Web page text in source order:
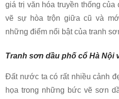
giá trị văn hóa truyền thống của
vẽ sự hòa trộn giữa cũ và
những điểm nổi bật của tranh
Tranh sơn dầu phố cổ Hà Nội
Đất nước ta có rất nhiều cảnh
họa trong những bức vẽ sơn